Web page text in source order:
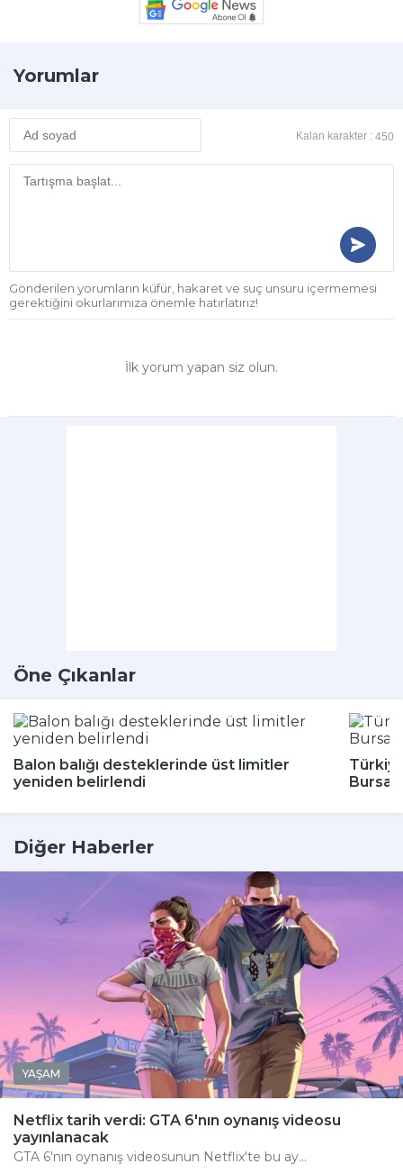
Yorumlar
Kalan karakter : 450
Gönderilen yorumların küfür, hakaret ve suç unsuru içermemesi
gerektiğini okurlarımıza önemle hatırlatırız!
İlk yorum yapan siz olun.
Öne Çıkanlar
Balon balığı desteklerinde üst limitler
yeniden belirlendi
Diğer Haberler
YAŞAM
Netflix tarih verdi: GTA 6'nın oynanış videosu
yayınlanacak
GTA 6'nın oynanış videosunun Netflix'te bu ay...